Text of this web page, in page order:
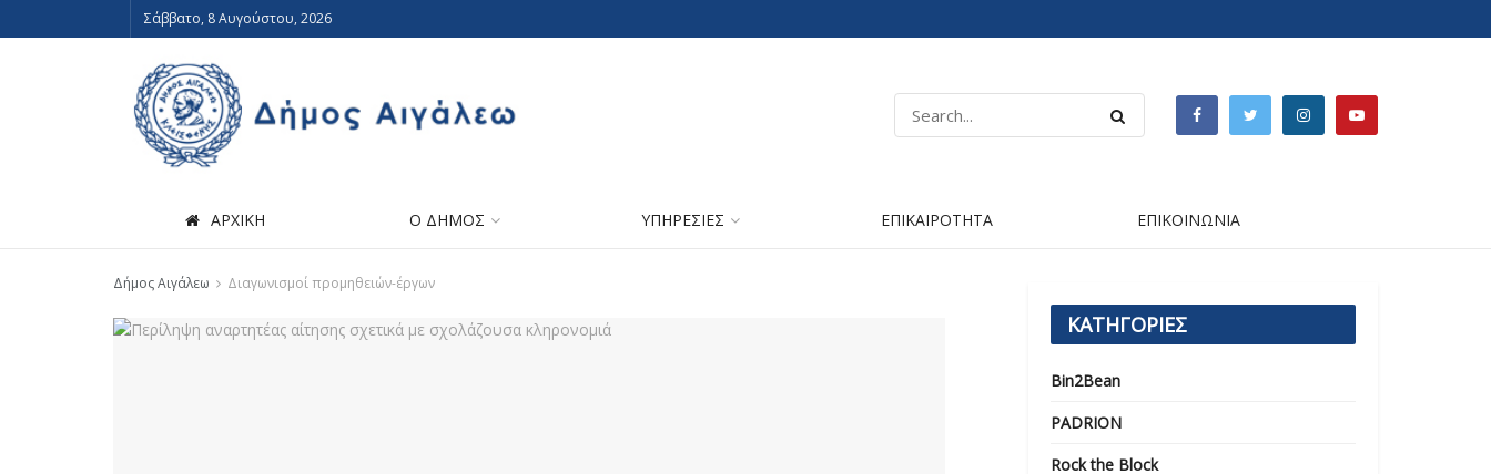
Σάββατο, 8 Αυγούστου, 2026
ΑΡΧΙΚΗ Ο ΔΗΜΟΣ ΥΠΗΡΕΣΙΕΣ ΕΠΙΚΑΙΡΟΤΗΤΑ ΕΠΙΚΟΙΝΩΝΙΑ
Δήμος Αιγάλεω Διαγωνισμοί προμηθειών-έργων
ΚΑΤΗΓΟΡΙΕΣ
Bin2Bean
PADRION
Rock the Block